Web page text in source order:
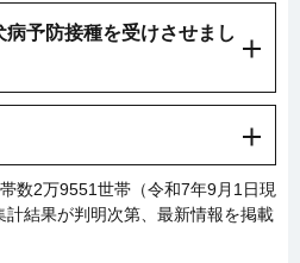
予防接種を受けさせまし
数2万9551世帯（令和7年9月1日現
結果が判明次第、最新情報を掲載